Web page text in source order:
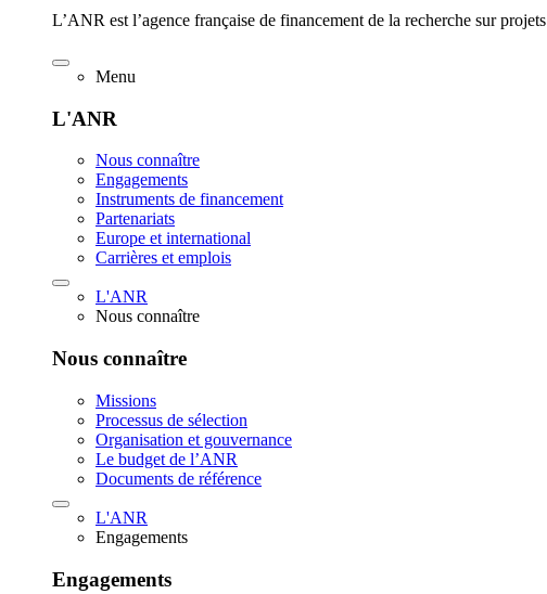
L’ANR est l’agence française de financement de la recherche sur projets
Menu
L'ANR
Nous connaître
Engagements
Instruments de financement
Partenariats
Europe et international
Carrières et emplois
L'ANR
Nous connaître
Nous connaître
Missions
Processus de sélection
Organisation et gouvernance
Le budget de l’ANR
Documents de référence
L'ANR
Engagements
Engagements